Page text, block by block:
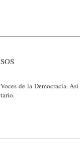
de la Democracia.